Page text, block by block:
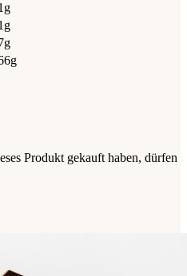
Produkt gekauft haben, dürfen